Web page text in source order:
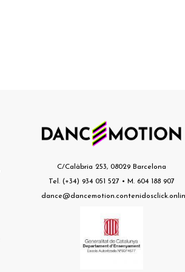
C/Calàbria 253, 08029 Barcelona
Tel. (+34) 934 051 527 • M. 604 188 907